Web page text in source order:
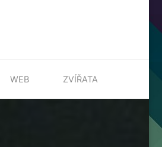
WEB ZVÍŘATA